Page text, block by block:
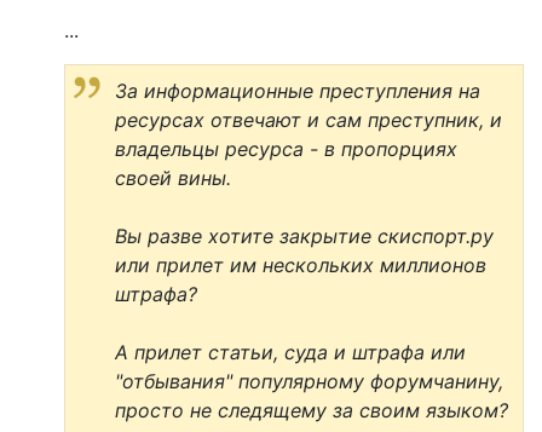
...
За информационные преступления на
ресурсах отвечают и сам преступник, и
владельцы ресурса - в пропорциях
своей вины.
Вы разве хотите закрытие скиспорт.ру
или прилет им нескольких миллионов
штрафа?
А прилет статьи, суда и штрафа или
"отбывания" популярному форумчанину,
просто не следящему за своим языком?